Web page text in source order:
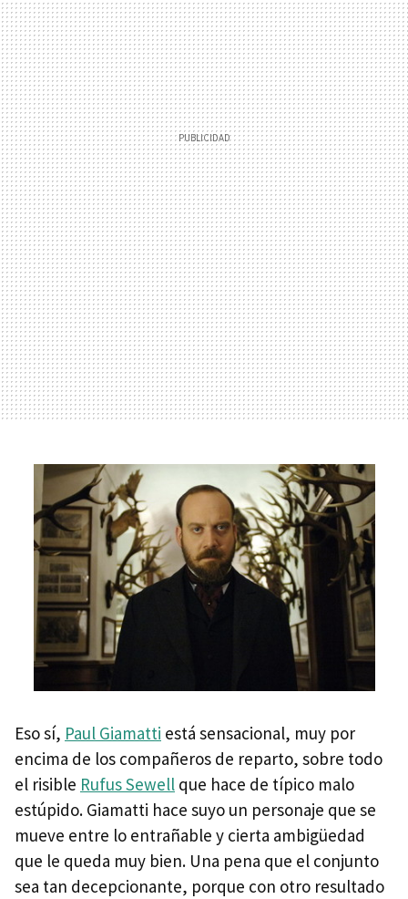
Eso sí, Paul Giamatti está sensacional, muy por
encima de los compañeros de reparto, sobre todo
el risible Rufus Sewell que hace de típico malo
estúpido. Giamatti hace suyo un personaje que se
mueve entre lo entrañable y cierta ambigüedad
que le queda muy bien. Una pena que el conjunto
sea tan decepcionante, porque con otro resultado